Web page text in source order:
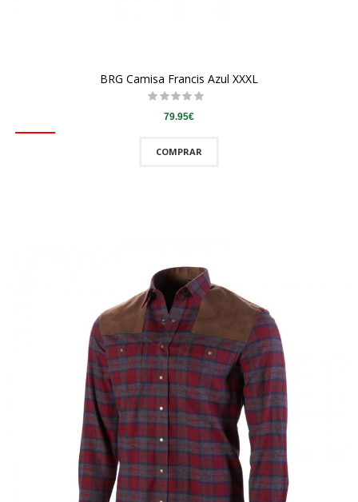
BRG Camisa Francis Azul XXXL
79.95€
COMPRAR